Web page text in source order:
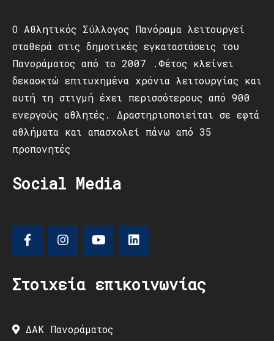
Ο Αθλητικός Σύλλογος Πανόραμα λειτουργεί
σταθερά στις δημοτικές εγκαταστάσεις του
Πανοράματος από το 2007 .Φέτος κλείνει
δεκαοκτώ επιτυχημένα χρόνια λειτουργίας και
αυτή τη στιγμή έχει περισσότερους από 900
ενεργούς αθλητές. Δραστηριοποιείται σε εφτά
αθλήματα και απασχολεί πάνω από 35
προπονητές
Social Media
Στοιχεία επικοινωνίας
ΔΑΚ Πανοράματος